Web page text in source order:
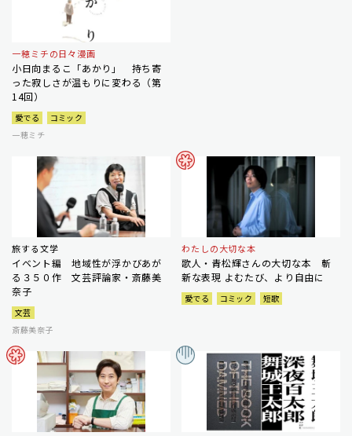
一穂ミチの日々漫画
小日向まるこ「あかり」 持ち寄
った寂しさが温もりに変わる（第
14回）
愛でる
コミック
一穂ミチ
旅する文学
イベント編 地域性が浮かびあが
る３５０作 文芸評論家・斎藤美
奈子
文芸
斎藤美奈子
わたしの大切な本
歌人・青松輝さんの大切な本 斬
新な表現 よむたび、より自由に
愛でる コミック 短歌